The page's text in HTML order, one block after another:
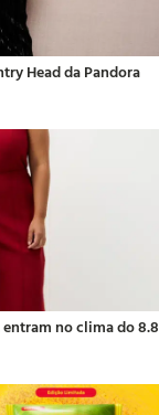
Head da Pandora
entram no clima do 8.8